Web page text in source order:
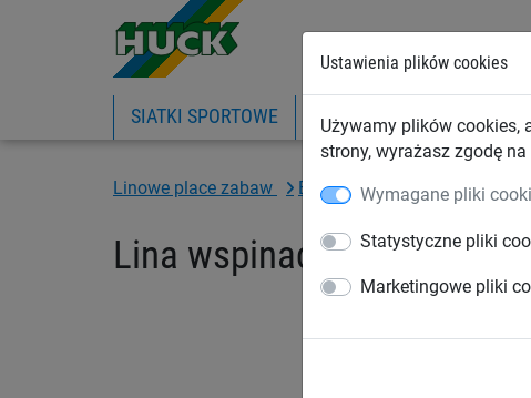
Ustawienia plików cookies
Używamy plików cookies,
strony, wyrażasz zgodę
Wymagane pliki
Statystyczne pliki
Marketingowe pliki
SIATKI SPORTOWE PIŁKOCHWYTY SIATKI
Linowe place zabaw Elementy wspinaczkowe
Lina wspinaczkowa